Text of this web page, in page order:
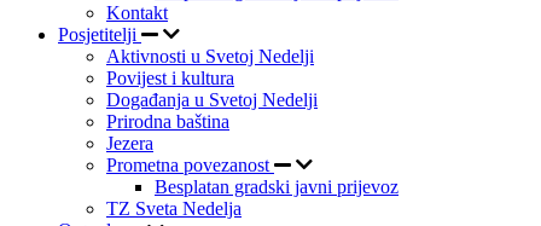
Kontakt
Posjetitelji
Aktivnosti u Svetoj Nedelji
Povijest i kultura
Događanja u Svetoj Nedelji
Prirodna baština
Jezera
Prometna povezanost
Besplatan gradski javni prijevoz
TZ Sveta Nedelja